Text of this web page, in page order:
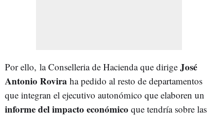
Por ello, la Conselleria de Hacienda que dirige José
Antonio Rovira ha pedido al resto de departamentos
que integran el ejecutivo autonómico que elaboren un
informe del impacto económico que tendría sobre las